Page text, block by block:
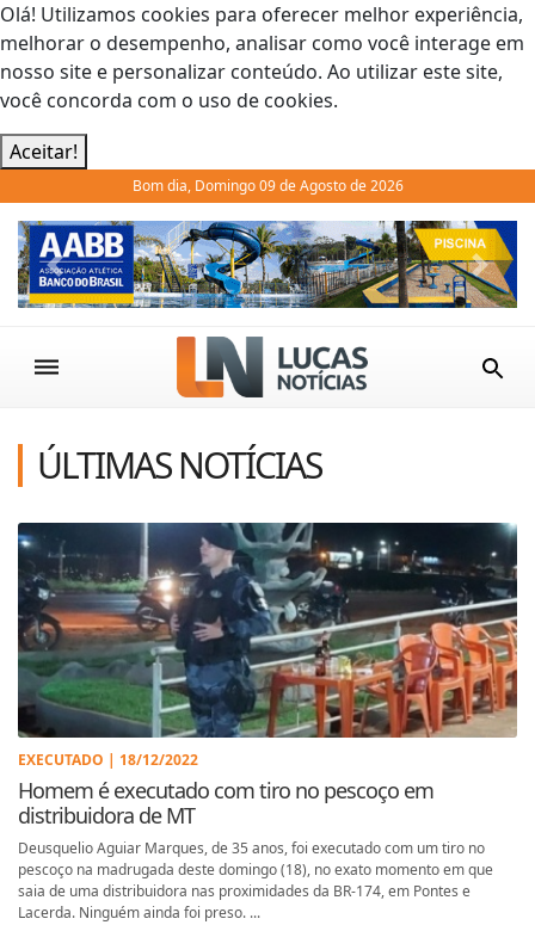
Olá! Utilizamos cookies para oferecer melhor experiência,
melhorar o desempenho, analisar como você interage em
nosso site e personalizar conteúdo. Ao utilizar este site,
você concorda com o uso de cookies.
Aceitar!
Bom dia, Domingo 09 de Agosto de 2026
Previous Next
ÚLTIMAS NOTÍCIAS
EXECUTADO | 18/12/2022
Homem é executado com tiro no pescoço em
distribuidora de MT
Deusquelio Aguiar Marques, de 35 anos, foi executado com um tiro no
pescoço na madrugada deste domingo (18), no exato momento em que
saia de uma distribuidora nas proximidades da BR-174, em Pontes e
Lacerda. Ninguém ainda foi preso. ...